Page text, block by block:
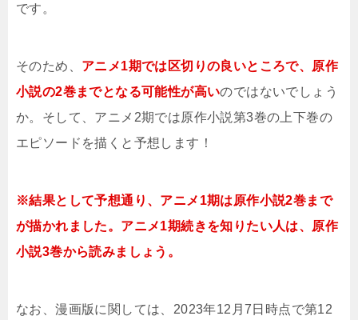
です。
そのため、 アニメ1期では区切りの良いところで、原作
小説の2巻までとなる可能性が高いのではないでしょう
か。そして、アニメ2期では原作小説第3巻の上下巻の
エピソードを描くと予想します！
※結果として予想通り、アニメ1期は原作小説2巻まで
が描かれました。アニメ1期続きを知りたい人は、原作
小説3巻から読みましょう。
なお、漫画版に関しては、2023年12月7日時点で第12